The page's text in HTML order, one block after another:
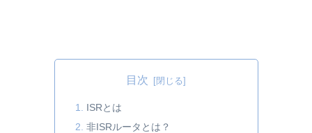
目次
ISRとは
非ISRルータとは？